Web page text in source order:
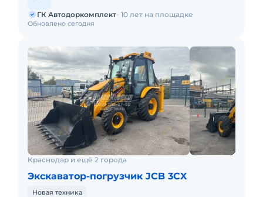
Обновлено сегодня
ГК Автодоркомплект 10 лет на площадке
Краснодар и ещё 2 города
Экскаватор-погрузчик JCB 3CX
Новая техника